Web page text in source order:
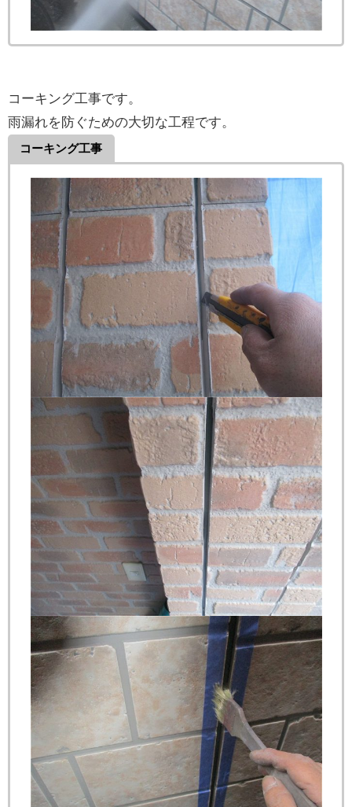
コーキング工事です。
雨漏れを防ぐための大切な工程です。
コーキング工事